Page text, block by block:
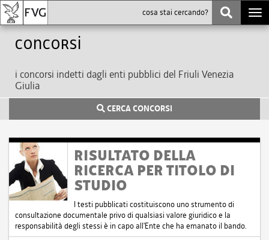
Concorsi
i concorsi indetti dagli enti pubblici del Friuli Venezia
Giulia
CERCA CONCORSI
RISULTATO DELLA
RICERCA PER TITOLO DI
STUDIO
I testi pubblicati costituiscono uno strumento di
consultazione documentale privo di qualsiasi valore giuridico e la
responsabilità degli stessi è in capo all'Ente che ha emanato il bando.